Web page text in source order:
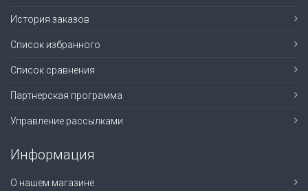
История заказов
Список избранного
Список сравнения
Партнерская программа
Управление рассылками
Информация
О нашем магазине